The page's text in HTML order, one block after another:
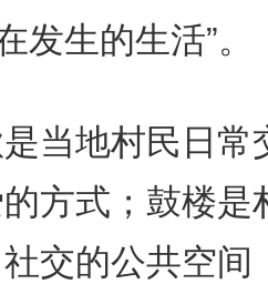
发生的生活”。
地村民日常
方式；鼓楼是
交的公共空间